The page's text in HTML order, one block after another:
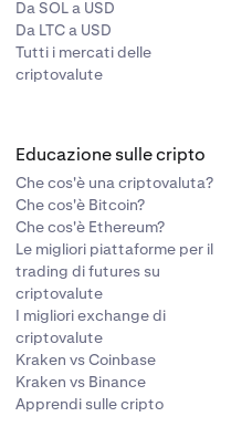
Da SOL a USD
Da LTC a USD
Tutti i mercati delle
criptovalute
Educazione sulle cripto
Che cos'è una criptovaluta?
Che cos'è Bitcoin?
Che cos'è Ethereum?
Le migliori piattaforme per il
trading di futures su
criptovalute
I migliori exchange di
criptovalute
Kraken vs Coinbase
Kraken vs Binance
Apprendi sulle cripto